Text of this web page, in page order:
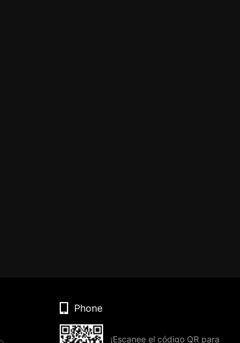
Phone
¡Escanee el código QR para